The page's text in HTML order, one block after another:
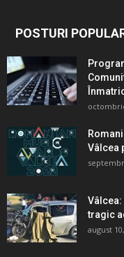
POSTURI
Vâlcea
tragic
august